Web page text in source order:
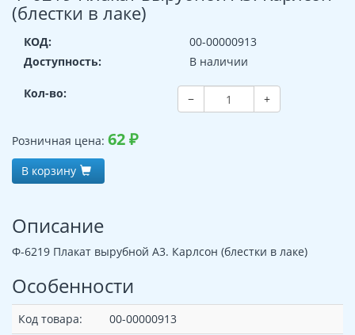
(блестки в лаке)
КОД:
00-00000913
Доступность:
В наличии
Кол-во: − +
Розничная цена: 62₽
В корзину
Описание
Ф-6219 Плакат вырубной А3. Карлсон (блестки в лаке)
Особенности
Код товара:
00-00000913